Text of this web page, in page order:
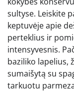
sultyse. Leiskite
keptuvėje apie
perteklius ir
intensyvesnis.
baziliko lapelius,
sumaišytą su
tarkuotu